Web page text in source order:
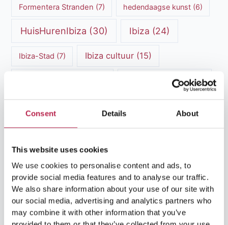
Consent Details About
This website uses cookies
We use cookies to personalise content and ads, to
provide social media features and to analyse our traffic.
We also share information about your use of our site with
our social media, advertising and analytics partners who
may combine it with other information that you’ve
Formentera Stranden (7) hedendaagse kunst(6)
HuisHurenIbiza (30) Ibiza (24)
Ibiza-Stad (7) Ibiza cultuur(15)
Ibiza nachtleven(12)
Ibiza Reisgids(5) Ibiza reistips(5)
ibiza vakantie(14)
Ibiza Villa Verhuur (6) luxe vakantie(5)
Luxe villa's Ibiza(43) luxe villas(13)
Luxe Villa Verhuur(12)